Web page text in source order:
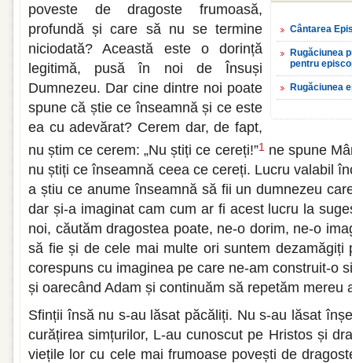
Cântarea
Rugăciunea
pentru
Rugăciunea
poveste de dragoste frumoasă,
profundă și care să nu se termine
niciodată? Această este o dorință
legitimă, pusă în noi de Însuși
Dumnezeu. Dar cine dintre noi poate
spune că știe ce înseamnă și ce este
ea cu adevărat? Cerem dar, de fapt,
nu știm ce cerem: „Nu știți ce cereți!”1ne spune
nu știți ce înseamnă ceea ce cereți. Lucru valabil
a știu ce anume înseamnă să fii un dumnezeu
dar și-a imaginat cam cum ar fi acest lucru la
noi, căutăm dragostea poate, ne-o dorim, ne-o
să fie și de cele mai multe ori suntem dezamăgiți
corespuns cu imaginea pe care ne-am construit-o
și oarecând Adam și continuăm să repetăm mereu
Sfinții însă nu s-au lăsat păcăliți. Nu s-au lăsat
curățirea simțurilor, L-au cunoscut pe Hristos și
viețile lor cu cele mai frumoase povești de